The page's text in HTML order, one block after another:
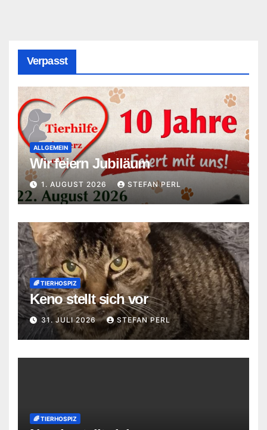
Verpasst
ALLGEMEIN
Wir feiern Jubiläum
1. AUGUST 2026 STEFAN PERL
🌈 TIERHOSPIZ
Keno stellt sich vor
31. JULI 2026 STEFAN PERL
🌈 TIERHOSPIZ